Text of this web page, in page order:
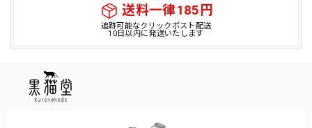
送料一律185円
追跡可能なクリックポスト配送
10日以内に発送いたします